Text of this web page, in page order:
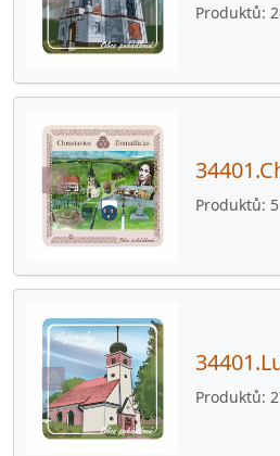
34601.Mířkov
34601.Nahošice
34601.Ostromeč
34601.Srby
34601.Velký Malahov
46001.Liberec
WorldWide
Knihy O·POHÁDKOVÉ
Dárkové poukazy
Produktů
Produktů
Produktů